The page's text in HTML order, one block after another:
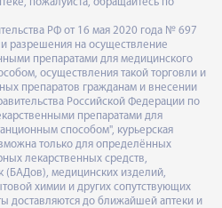
РФ от 16 мая 2020 года № 697
разрешения на осуществление
препаратами для медицинского
осуществления такой торговли и
препаратов гражданам и внесении
Российской Федерации по
препаратами для
способом", курьерская
только для определённых
лекарственных средств,
(БАДов), медицинских изделий,
химии и других сопутствующих
доставляются до ближайшей аптеки и